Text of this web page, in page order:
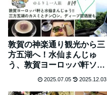
敦賀の神楽通り観光から三
方五湖へ！水仙まんじゅ
う、敦賀ヨーロッパ軒ソー
スかつ丼、舞鶴の味よし
2025.07.05 2025.12.03